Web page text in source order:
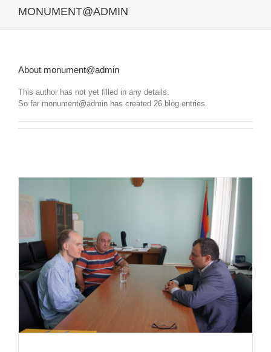
MONUMENT@ADMIN
About monument@admin
This author has not yet filled in any details.
So far monument@admin has created 26 blog entries.